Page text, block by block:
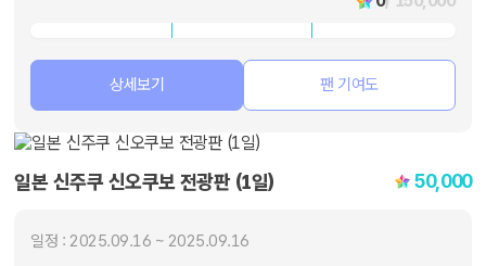
상세보기 팬 기여도
일본 신주쿠 신오쿠보 전광판 (1일) 50,000
일정 : 2025.09.16 ~ 2025.09.16